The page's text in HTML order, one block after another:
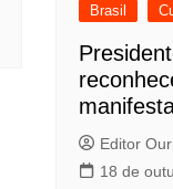
Brasil
Editor
18 de